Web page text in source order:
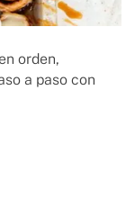
orden,
a paso con